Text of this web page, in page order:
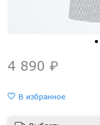
4 890 ₽
В избранное